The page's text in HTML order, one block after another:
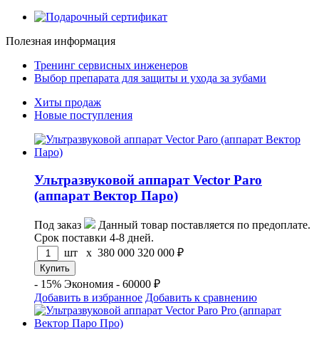
Полезная информация
Тренинг сервисных инженеров
Выбор препарата для защиты и ухода за зубами
Хиты продаж
Новые поступления
Ультразвуковой аппарат Vector Paro
(аппарат Вектор Паро)
Под заказ
Данный товар поставляется по предоплате.
Срок поставки 4-8 дней.
шт x 380 000 320 000 ₽
- 15% Экономия - 60000 ₽
Добавить в избранное Добавить к сравнению